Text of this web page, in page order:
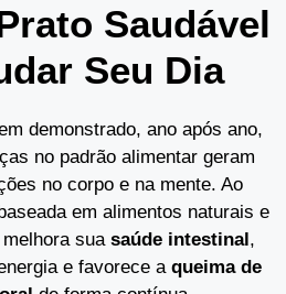
Saudável
Seu Dia
demonstrado, ano após ano,
no padrão alimentar geram
no corpo e na mente. Ao
em alimentos naturais e
sua saúde intestinal,
e favorece a queima de